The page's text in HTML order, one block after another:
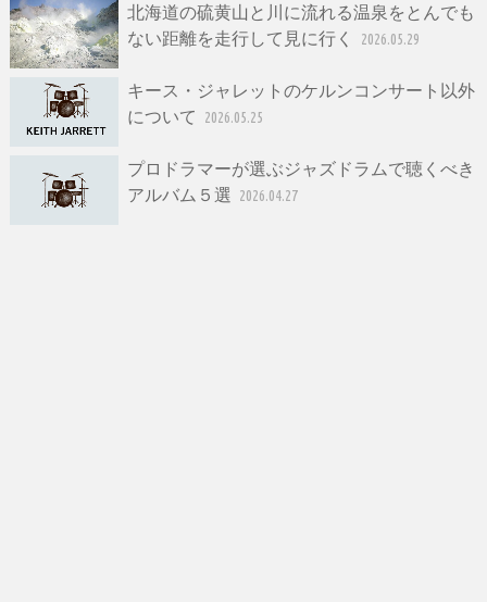
北海道の硫黄山と川に流れる温泉をとんでも
ない距離を走行して見に行く
2026.05.29
キース・ジャレットのケルンコンサート以外
について
2026.05.25
プロドラマーが選ぶジャズドラムで聴くべき
アルバム５選 2026.04.27